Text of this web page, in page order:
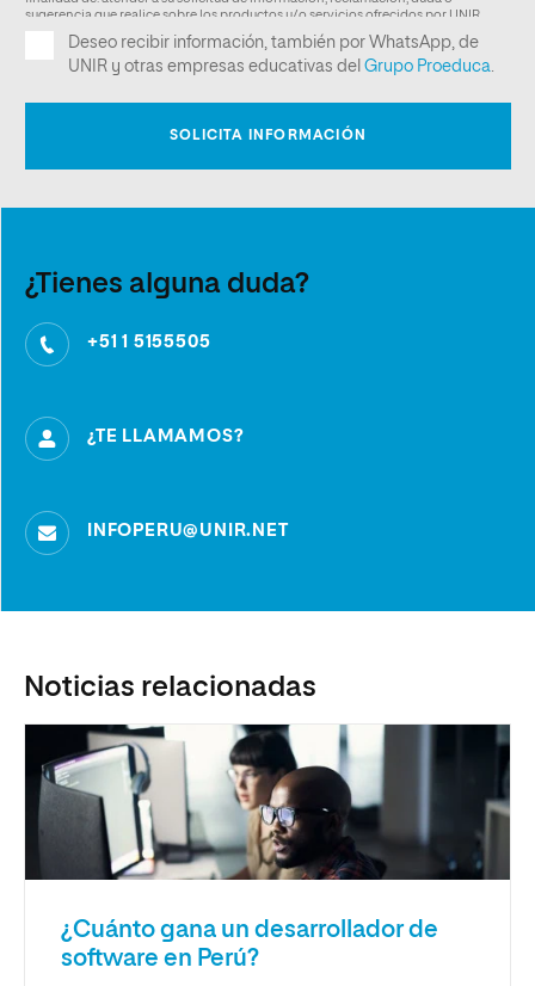
¿Tienes alguna duda?
+51 1 5155505
¿TE LLAMAMOS?
INFOPERU@UNIR.NET
Noticias relacionadas
¿Cuánto gana un desarrollador de
software en Perú?